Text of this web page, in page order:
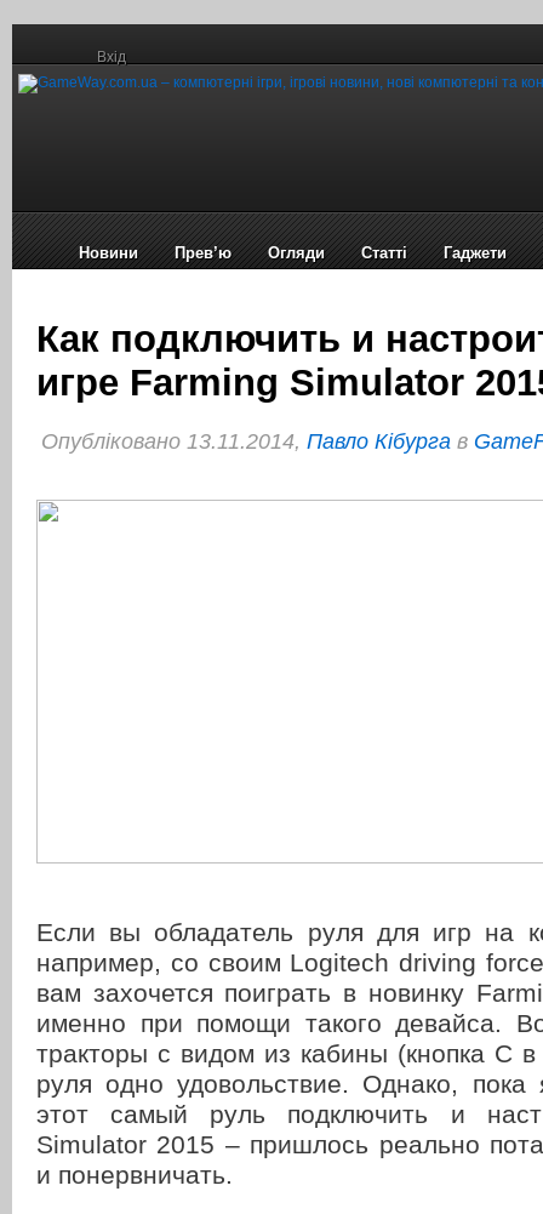
Вхід
Новини Прев’ю Огляди Статті Гаджети
Как подключить и
игре Farming Simulator
Опубліковано 13.11.2014, Павло Кібурга в
Если вы обладатель руля для игр на
например, со своим Logitech driving
вам захочется поиграть в новинку
именно при помощи такого девайса.
тракторы с видом из кабины (кнопка C
руля одно удовольствие. Однако, пока
этот самый руль подключить и
Simulator 2015 – пришлось реально
и понервничать.